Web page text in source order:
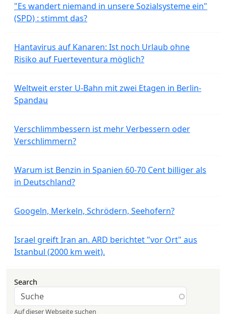
"Es wandert niemand in unsere Sozialsysteme ein"
(SPD) : stimmt das?
Hantavirus auf Kanaren: Ist noch Urlaub ohne
Risiko auf Fuerteventura möglich?
Weltweit erster U-Bahn mit zwei Etagen in Berlin-
Spandau
Verschlimmbessern ist mehr Verbessern oder
Verschlimmern?
Warum ist Benzin in Spanien 60-70 Cent billiger als
in Deutschland?
Googeln, Merkeln, Schrödern, Seehofern?
Israel greift Iran an. ARD berichtet "vor Ort" aus
Istanbul (2000 km weit).
Search
Auf dieser Webseite suchen